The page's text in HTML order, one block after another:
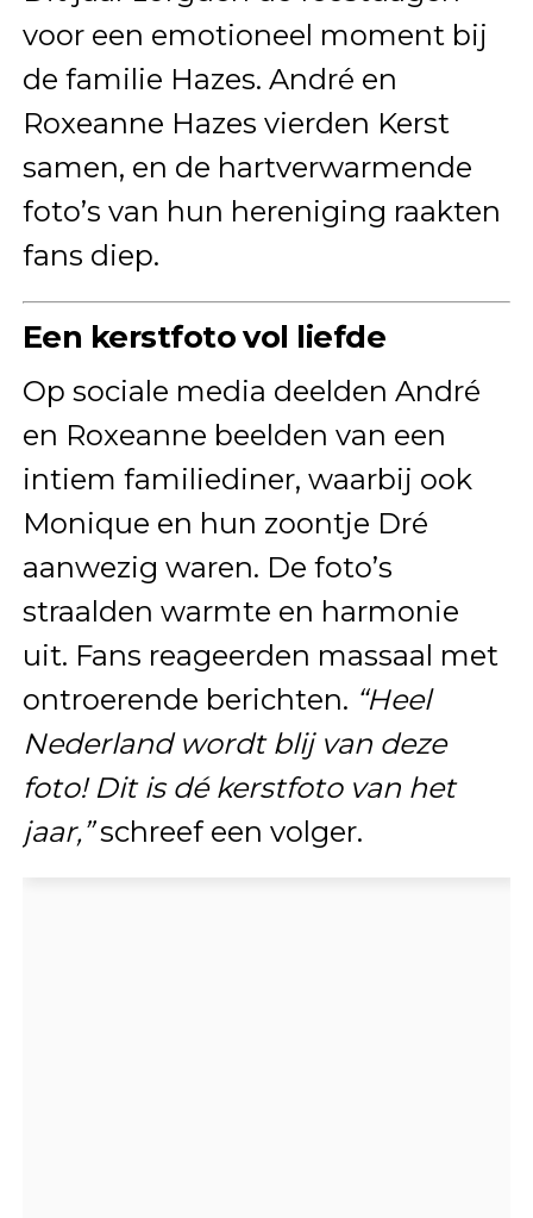
voor een emotioneel moment bij
de familie Hazes. André en
Roxeanne Hazes vierden Kerst
samen, en de hartverwarmende
foto’s van hun hereniging raakten
fans diep.
Een kerstfoto vol liefde
Op sociale media deelden André
en Roxeanne beelden van een
intiem familiediner, waarbij ook
Monique en hun zoontje Dré
aanwezig waren. De foto’s
straalden warmte en harmonie
uit. Fans reageerden massaal met
ontroerende berichten. “Heel
Nederland wordt blij van deze
foto! Dit is dé kerstfoto van het
jaar,”schreef een volger.